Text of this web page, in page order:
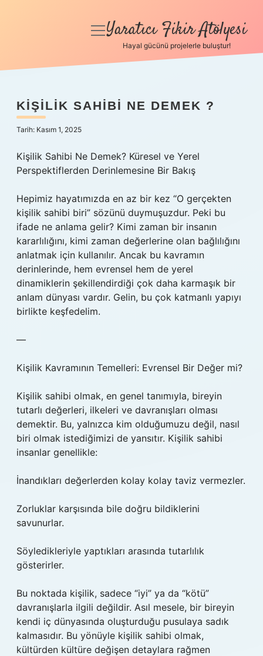
Anasayfa
Yasal Uyarı
menüyü
Yaratıcı Fikir Atölyesi
Hayal gücünü projelerle buluştur!
KIŞILIK SAHIBI NE DEMEK ?
Tarih: Kasım 1, 2025
Kişilik Sahibi Ne Demek? Küresel ve Yerel
Perspektiflerden Derinlemesine Bir Bakış
Hepimiz hayatımızda en az bir kez “O gerçekten
kişilik sahibi biri” sözünü duymuşuzdur. Peki bu
ifade ne anlama gelir? Kimi zaman bir insanın
kararlılığını, kimi zaman değerlerine olan bağlılığını
anlatmak için kullanılır. Ancak bu kavramın
derinlerinde, hem evrensel hem de yerel
dinamiklerin şekillendirdiği çok daha karmaşık bir
anlam dünyası vardır. Gelin, bu çok katmanlı yapıyı
birlikte keşfedelim.
—
Kişilik Kavramının Temelleri: Evrensel Bir Değer mi?
Kişilik sahibi olmak, en genel tanımıyla, bireyin
tutarlı değerleri, ilkeleri ve davranışları olması
demektir. Bu, yalnızca kim olduğumuzu değil, nasıl
biri olmak istediğimizi de yansıtır. Kişilik sahibi
insanlar genellikle:
İnandıkları değerlerden kolay kolay taviz vermezler.
Zorluklar karşısında bile doğru bildiklerini
savunurlar.
Söyledikleriyle yaptıkları arasında tutarlılık
gösterirler.
Bu noktada kişilik, sadece “iyi” ya da “kötü”
davranışlarla ilgili değildir. Asıl mesele, bir bireyin
kendi iç dünyasında oluşturduğu pusulaya sadık
kalmasıdır. Bu yönüyle kişilik sahibi olmak,
kültürden kültüre değişen detaylara rağmen